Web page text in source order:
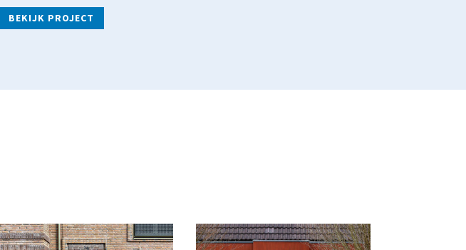
BEKIJK PROJECT